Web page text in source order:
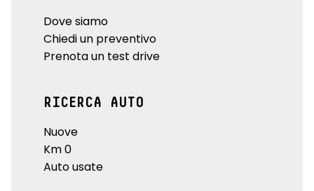
Dove siamo
Chiedi un preventivo
Prenota un test drive
RICERCA AUTO
Nuove
Km 0
Auto usate